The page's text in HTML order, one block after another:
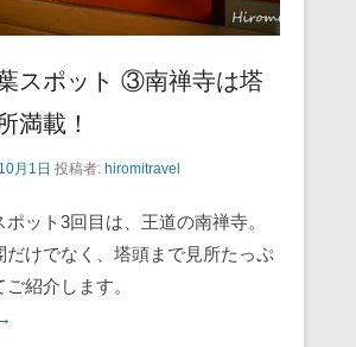
スポット ③南禅寺は塔
満載！
月1日 投稿者: hiromitravel
ット3回目は、王道の南禅寺。
だけでなく、塔頭まで見所たっぷ
紹介します。